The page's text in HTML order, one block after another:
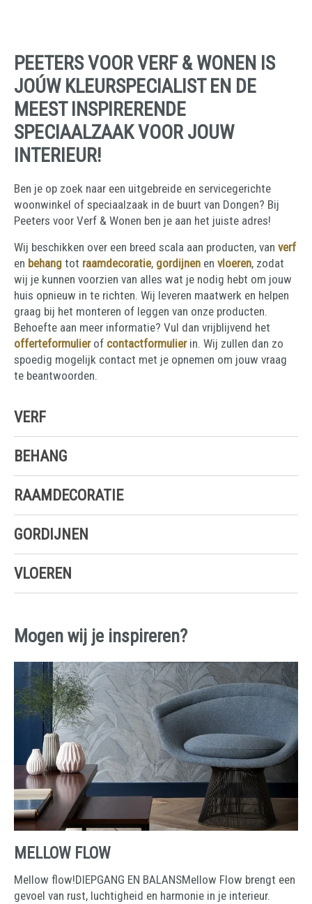
PEETERS VOOR VERF & WONEN IS
JOÚW KLEURSPECIALIST EN DE
MEEST INSPIRERENDE
SPECIAALZAAK VOOR JOUW
INTERIEUR!
Ben je op zoek naar een uitgebreide en servicegerichte
woonwinkel of speciaalzaak in de buurt van Dongen? Bij
Peeters voor Verf & Wonen ben je aan het juiste adres!
Wij beschikken over een breed scala aan producten, van verf
en behang tot raamdecoratie, gordijnen en vloeren, zodat
wij je kunnen voorzien van alles wat je nodig hebt om jouw
huis opnieuw in te richten. Wij leveren maatwerk en helpen
graag bij het monteren of leggen van onze producten.
Behoefte aan meer informatie? Vul dan vrijblijvend het
offerteformulierof contactformulier in. Wij zullen dan zo
spoedig mogelijk contact met je opnemen om jouw vraag
te beantwoorden.
VERF
BEHANG
RAAMDECORATIE
GORDIJNEN
VLOEREN
Mogen wij je inspireren?
MELLOW FLOW
Mellow flow!DIEPGANG EN BALANSMellow Flow brengt een
gevoel van rust, luchtigheid en harmonie in je interieur.